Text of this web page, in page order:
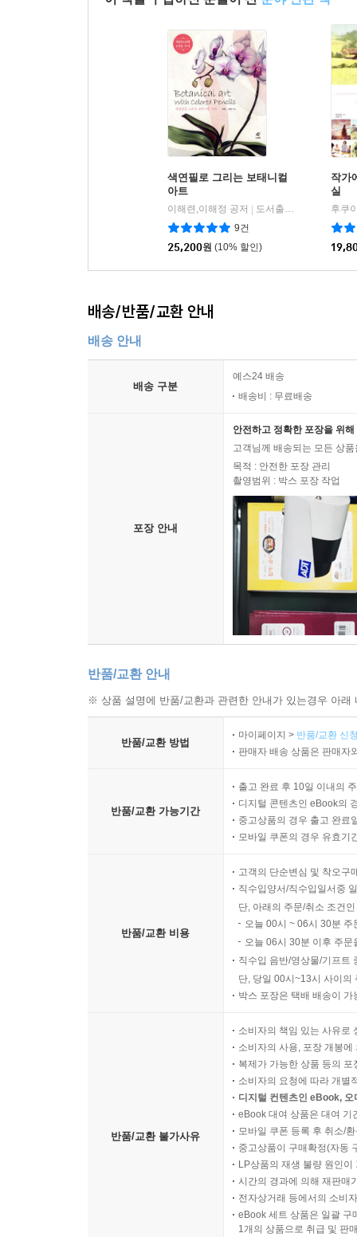
색연필로 그리는 보태니컬
아트
이해련,이해정 공저
도서출판이종
9건
25,200원 (10% 할인)
작가
실
후쿠
배송/반품/교환 안내
배송 안내
배송 구분
예스24 배송
배송비 : 무료배송
포장 안내
안전하고 정확한 포장을 위
고객님께 배송되는 모든 상
목적 : 안전한 포장 관리
촬영범위 : 박스 포장 작업
반품/교환 안내
※ 상품 설명에 반품/교환과 관련한 안내가 있는경우 아
반품/교환 방법
마이페이지 > 반품/교환 신
판매자 배송 상품은 판매자
반품/교환 가능기간
출고 완료 후 10일 이내의
디지털 콘텐츠인 eBook의
중고상품의 경우 출고 완료
모바일 쿠폰의 경우 유효기
반품/교환 비용
고객의 단순변심 및 착오구
직수입양서/직수입일서중
단, 아래의 주문/취소 조건
오늘 00시 ~ 06시 30분
오늘 06시 30분 이후 주
직수입 음반/영상물/기프트
단, 당일 00시~13시 사이의
박스 포장은 택배 배송이
반품/교환 불가사유
소비자의 책임 있는 사유로
소비자의 사용, 포장 개봉
복제가 가능한 상품 등의
소비자의 요청에 따라 개별
디지털 컨텐츠인 eBook,
eBook 대여 상품은 대여 기
모바일 쿠폰 등록 후 취소/
중고상품이 구매확정(자동
LP상품의 재생 불량 원인
시간의 경과에 의해 재판매
전자상거래 등에서의 소비
eBook 세트 상품은 일괄 구
1개의 상품으로 취급 및 판